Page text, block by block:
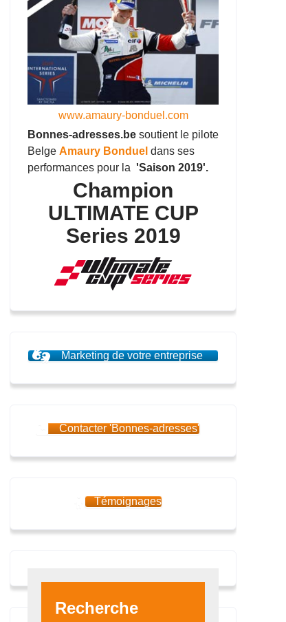
www.amaury-bonduel.com
Bonnes-adresses.be soutient le pilote
Belge Amaury Bonduel dans ses
performances pour la 'Saison 2019'.
Champion
ULTIMATE CUP
Series 2019
Marketing de votre entreprise
Contacter 'Bonnes-adresses'
Témoignages
Recherche